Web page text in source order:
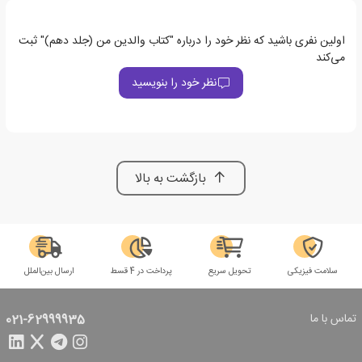
اولین نفری باشید که نظر خود را درباره "کتاب والدین من (جلد دهم)" ثبت
می‌کند
نظر خود را بنویسید
بازگشت به بالا
سلامت فیزیکی تحویل سریع پرداخت در 4 قسط ارسال بین‌الملل
تماس با ما 021-62999935